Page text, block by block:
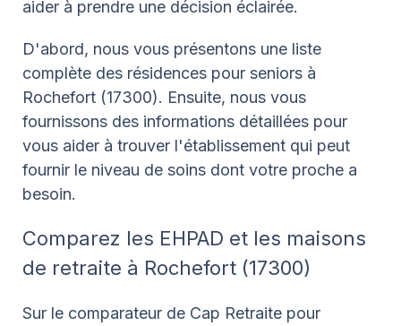
aider à prendre une décision éclairée.
D'abord, nous vous présentons une liste
complète des résidences pour seniors à
Rochefort (17300). Ensuite, nous vous
fournissons des informations détaillées pour
vous aider à trouver l'établissement qui peut
fournir le niveau de soins dont votre proche a
besoin.
Comparez les EHPAD et les maisons
de retraite à Rochefort (17300)
Sur le comparateur de Cap Retraite pour